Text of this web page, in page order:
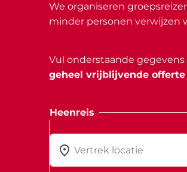
We organiseren
minder personen verwijzen
Vul onderstaande
geheel vrijblijvende offerte
Heenreis